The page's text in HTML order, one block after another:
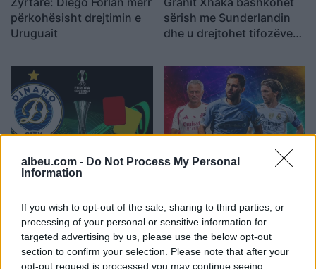
albeu.com - Do Not Process My Personal
Information
If you wish to opt-out of the sale, sharing to third parties, or
processing of your personal or sensitive information for
targeted advertising by us, please use the below opt-out
section to confirm your selection. Please note that after your
opt-out request is processed you may continue seeing
përkohësisht drejtimin e
Uruguait
sërish me Sunderlandin
dhe u drejtohet tifozëve
Arbitra grekë vendosin
fatin e Dinamos, UEFA
ndeshjen e kthimit me
Audas në Elbasan Arena
(EMRAT)
A mund të shndërrohet
te Real Madridi?